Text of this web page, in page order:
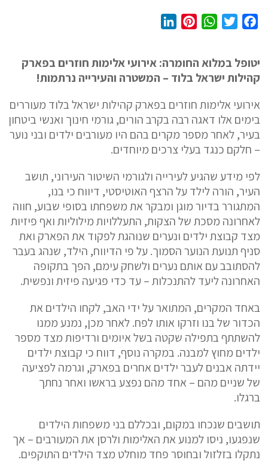
e
b
o
k
t
t
e
r
W
t
s
p
p
t
e
e
s
t
k
e
I
n
יטופל במלוא החומרה: אירועי אלימות חוזרים בפארק
קהילות ישראל בלוד – המשטרה והעירייה נרתמות!
אירועי אלימות חוזרים בפארק קהילות ישראל בלוד מעוררים
בימים אלו דאגה רבה בקרב הורים, גורמי חינוך ואנשי ביטחון
בעיר, לאחר מספר מקרים בהם היו מעורבים ילדים ובני נוער
– חלקם כנגד בעלי צרכים מיוחדים.
לפי מידע שהגיע לעירייה ולגורמי השיטור העירוני, תושב
העיר, הורה לילד על הרצף האוטיסטי, דיווח כי בנו,
המתגורר בדיור מוגן ומבקר את משפחתו בסופי שבוע, חווה
לאחרונה מסכת של הצקות, התעללויות מילוליות ואף פיזיות
מצד קבוצת ילדים ונערים שנוהגת לפקוד את הפארק ואת
סניף תנועת הנוער הסמוך. על פי הדיווח, הילד, שנהג בעבר
להסתובב עם אותם נערים ולשחק עימם, הפך בתקופה
האחרונה ליעד להתנכלות – עד כדי פגיעה פיזית ונפשית.
באחד המקרים, המתואר על ידי האב, לקחו הילדים את
הכדור של בנו וזרקו אותו לפח. לאחר מכן, נמנע ממנו
להשתתף בתפילה שקטה בשל איומים ורדיפות מצד מספר
ילדים מחוץ למבנה. במקרה נוסף, דווח כי קבוצת ילדים
יידתה אבנים לעבר ילדים אחרים בפארק, וגרמה לפציעה
של שניים מהם – אחד מהם נפצע בראשו ואחר נחתך
ברגלו.
תושבים שנכחו במקום, ובכללם בני משפחות הילדים
שנפגעו, ניסו למנוע את האלימות ולרסן את המעורבים – אך
נתקלו בזלזול ובחוסר פחד מוחלט מצד הילדים התוקפים.